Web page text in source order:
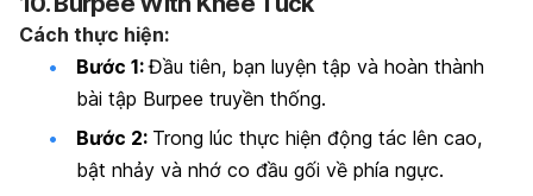
Cách thực hiện:
Bước 1:Đầu tiên, bạn luyện tập và hoàn thành
bài tập Burpee truyền thống.
Bước 2: Trong lúc thực hiện động tác lên cao,
bật nhảy và nhớ co đầu gối về phía ngực.